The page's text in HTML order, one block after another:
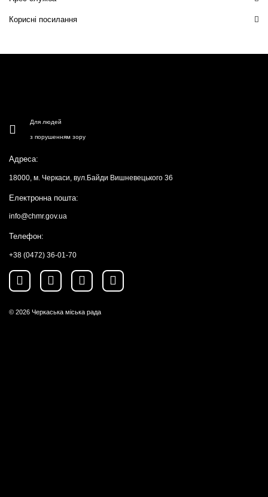
Корисні посилання
Для людей
з порушенням зору
Адреса:
18000, м. Черкаси, вул.Байди Вишневецького 36
Електронна пошта:
info@chmr.gov.ua
Телефон:
+38 (0472) 36-01-70
© 2026 Черкаська міська рада